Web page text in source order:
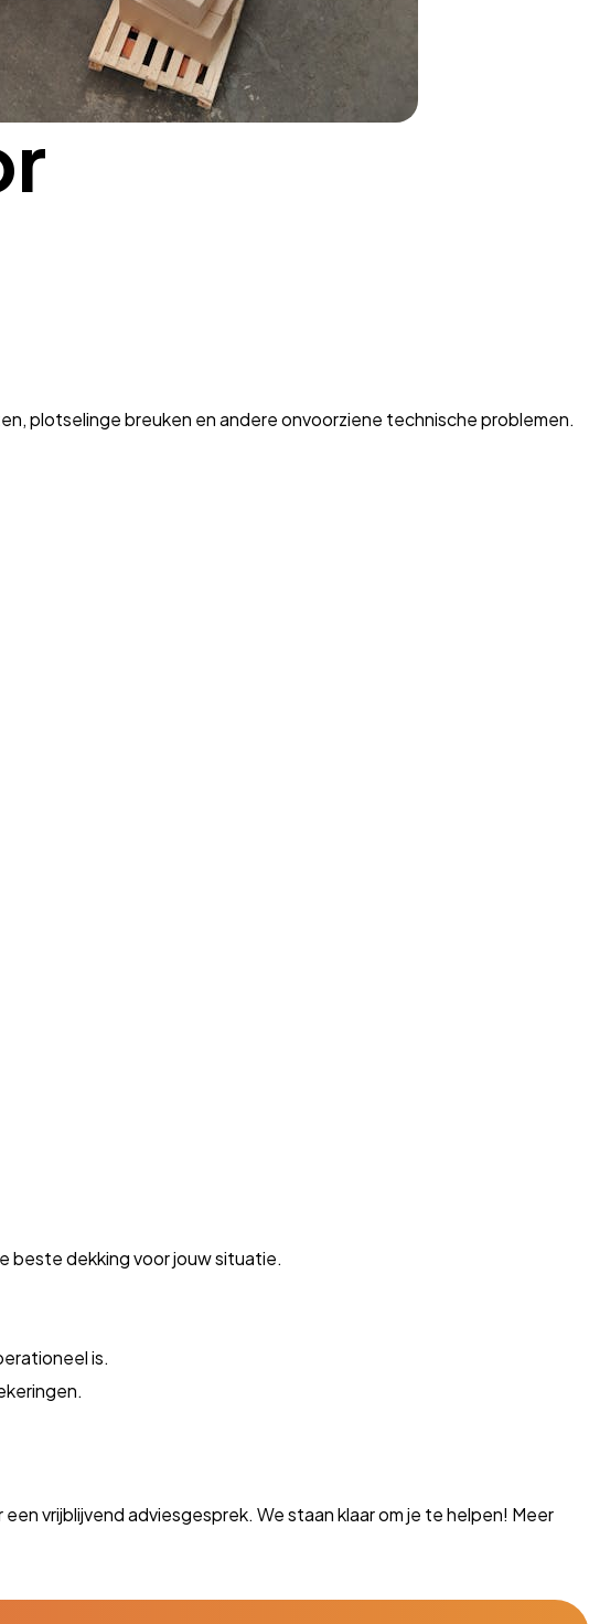
plotselinge breuken en andere onvoorziene technische problemen.
beste dekking voor jouw situatie.
is.
vrijblijvend adviesgesprek. We staan klaar om je te helpen! Meer